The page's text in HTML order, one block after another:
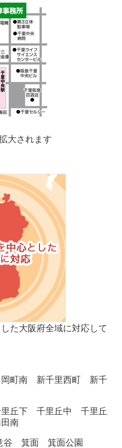
大されます
た大阪府全域に対応して
町南 新千里西町 新千
丘下 千里丘中 千里丘
南
谷 箕面 箕面公園